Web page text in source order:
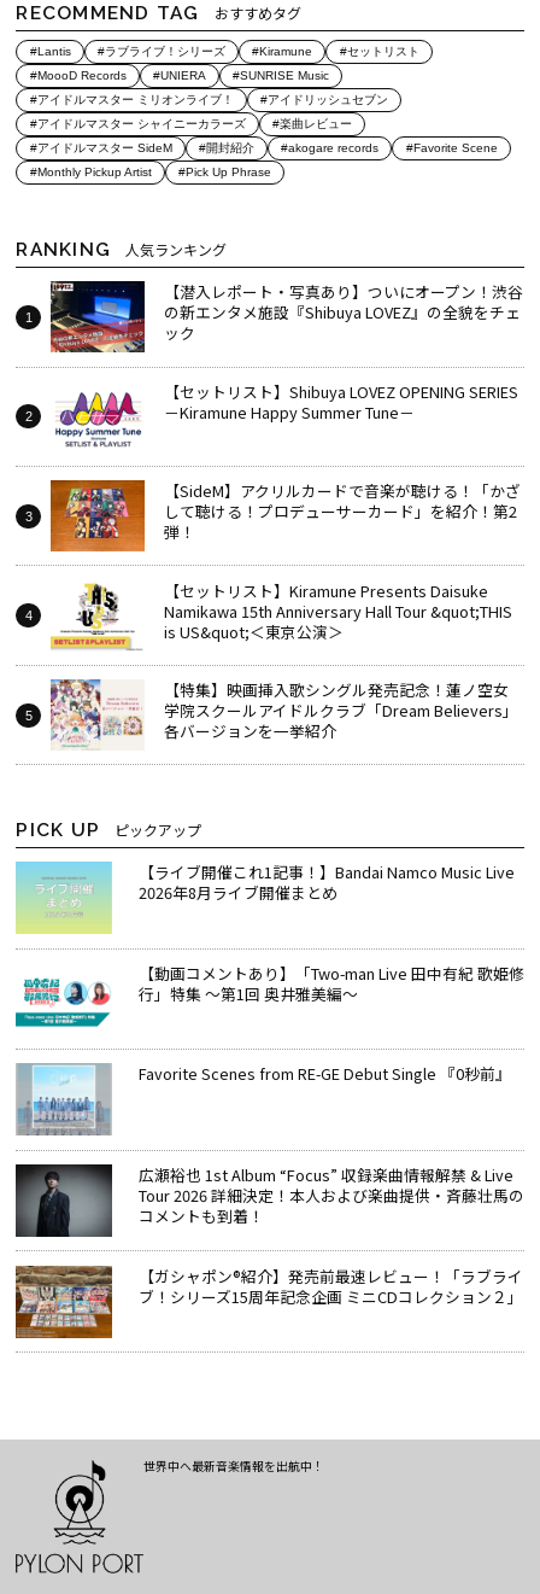
RECOMMEND TAG おすすめタグ
#Lantis #ラブライブ！シリーズ #Kiramune
#セットリスト
#MoooD Records
#UNIERA
#SUNRISE Music
#アイドルマスター ミリオンライブ！
#アイドリッシュセブン
#アイドルマスター シャイニーカラーズ
#楽曲レビュー
#アイドルマスター SideM
#開封紹介 #akogare records
#Favorite Scene
#Monthly Pickup Artist
#Pick Up Phrase
RANKING 人気ランキング
【潜入レポート・写真あり】ついにオープン！渋谷
の新エンタメ施設『Shibuya LOVEZ』の全貌をチェ
ック
【セットリスト】Shibuya LOVEZ OPENING SERIES
－Kiramune Happy Summer Tune－
【SideM】アクリルカードで音楽が聴ける！「かざ
して聴ける！プロデューサーカード」を紹介！第2
弾！
【セットリスト】Kiramune Presents Daisuke
Namikawa 15th Anniversary Hall Tour &quot;THIS
is US&quot;＜東京公演＞
【特集】映画挿入歌シングル発売記念！蓮ノ空女
学院スクールアイドルクラブ「Dream Believers」
各バージョンを一挙紹介
PICK UP ピックアップ
【ライブ開催これ1記事！】Bandai Namco Music Live
2026年8月ライブ開催まとめ
【動画コメントあり】「Two-man Live 田中有紀 歌姫修
行」特集 ～第1回 奥井雅美編～
Favorite Scenes from RE-GE Debut Single 『0秒前』
広瀬裕也 1st Album “Focus” 収録楽曲情報解禁 & Live
Tour 2026 詳細決定！本人および楽曲提供・斉藤壮馬の
コメントも到着！
【ガシャポン®紹介】発売前最速レビュー！「ラブライ
ブ！シリーズ15周年記念企画 ミニCDコレクション２」
世界中へ最新音楽情報を出航中！